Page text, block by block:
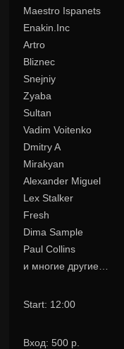
Maestro Ispanets
Enakin.Inc
Artro
Bliznec
Snejniy
Zyaba
Sultan
Vadim Voitenko
Dmitry A
Mirakyan
Alexander Miguel
Lex Stalker
Fresh
Dima Sample
Paul Collins
и многие другие…
Start: 12:00
Вход: 500 р.